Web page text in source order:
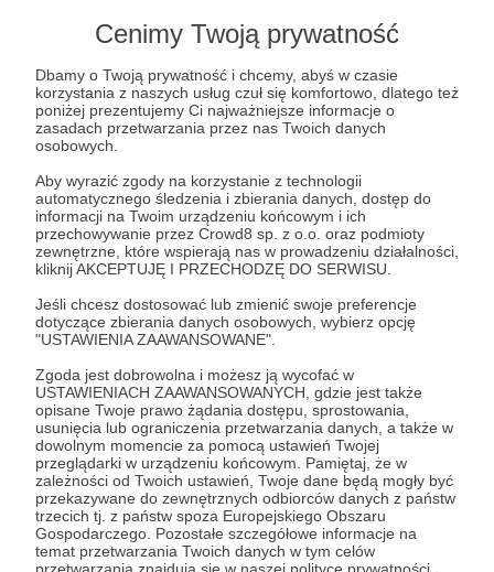
Cenimy Twoją prywatność
Dbamy o Twoją prywatność i chcemy, abyś w czasie
korzystania z naszych usług czuł się komfortowo, dlatego też
poniżej prezentujemy Ci najważniejsze informacje o
zasadach przetwarzania przez nas Twoich danych
osobowych.
Aby wyrazić zgody na korzystanie z technologii
automatycznego śledzenia i zbierania danych, dostęp do
informacji na Twoim urządzeniu końcowym i ich
przechowywanie przez Crowd8 sp. z o.o. oraz podmioty
zewnętrzne, które wspierają nas w prowadzeniu działalności,
kliknij AKCEPTUJĘ I PRZECHODZĘ DO SERWISU.
Jeśli chcesz dostosować lub zmienić swoje preferencje
dotyczące zbierania danych osobowych, wybierz opcję
"USTAWIENIA ZAAWANSOWANE".
Zgoda jest dobrowolna i możesz ją wycofać w
USTAWIENIACH ZAAWANSOWANYCH, gdzie jest także
opisane Twoje prawo żądania dostępu, sprostowania,
usunięcia lub ograniczenia przetwarzania danych, a także w
dowolnym momencie za pomocą ustawień Twojej
przeglądarki w urządzeniu końcowym. Pamiętaj, że w
zależności od Twoich ustawień, Twoje dane będą mogły być
przekazywane do zewnętrznych odbiorców danych z państw
trzecich tj. z państw spoza Europejskiego Obszaru
Gospodarczego. Pozostałe szczegółowe informacje na
temat przetwarzania Twoich danych w tym celów
wyrażenia sprzeciwu wobec przetwarzania Twoich danych
osobowych. Rejestracja dla osób niepełnoletnich możliwa
jest po przekazaniu podpisanego formularza "Zgodna na
założenie konta przez osobę niepełnoletnią", formularz
dostępny jest na stronie regulaminu Patronite.pl.
* Zapoznałem się i akceptujęRegulaminserwisu oraz
* Wyrażam zgodę na przetwarzanie moich danych
osobowych podanych w formularzu rejestracyjnym w celu
prawidłowego świadczenia usług serwisu Patronite.
Wyrażam zgodę na otrzymywanie drogą elektroniczną
informacji handlowych - newslettera. Opcja ta może zostać
zmieniona w ustawieniach konta.